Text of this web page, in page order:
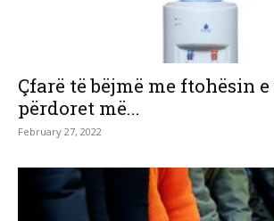
Çfarë të bëjmë me ftohësin
përdoret më...
February 27, 2022